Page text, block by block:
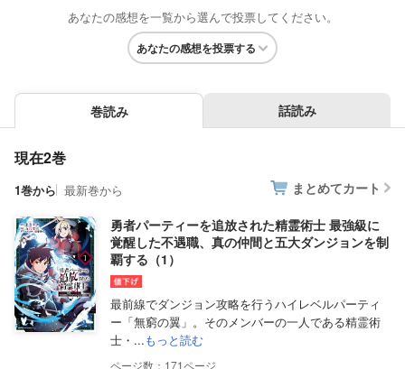
あなたの感想を一覧から選んで投票してください。
あなたの感想を投票する
巻読み 話読み
現在2巻
1巻から 最新巻から まとめてカート
勇者パーティーを追放された精霊術士 最強級に
覚醒した不遇職、真の仲間と五大ダンジョンを制
覇する（1）
最前線でダンジョン攻略を行うハイレベルパーティ
ー「無窮の翼」。そのメンバーの一人である精霊術
士・...もっと読む
171